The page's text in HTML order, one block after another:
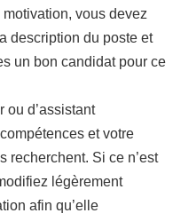
vous devez
description du poste et
un bon candidat pour ce
ou d’assistant
et votre
recherchent. Si ce n’est
légèrement
afin qu’elle